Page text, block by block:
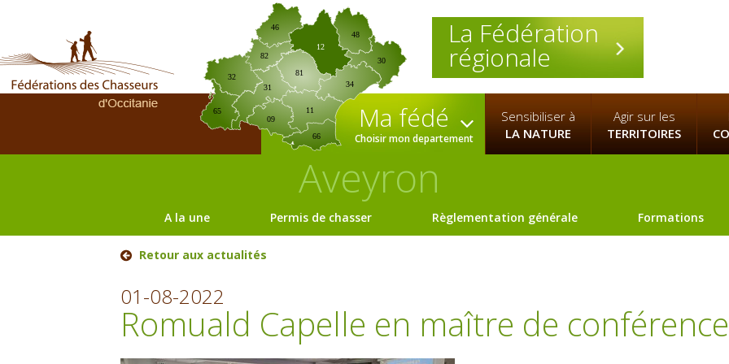
La Fédération
régionale
09
12
30
31
32
34
46
65
66
81
82
11
48
Ma fédé
Choisir mon departement
Sensibiliser à
LA NATURE
Agir sur les
TERRITOIRES
Aveyron
A la une Permis de chasser Règlementation générale Formations
Retour aux actualités
01-08-2022
Romuald Capelle en maître de